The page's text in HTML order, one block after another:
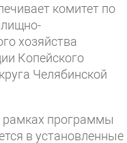
комитет по
хозяйства
Копейского
Челябинской
рамках программы
в установленные